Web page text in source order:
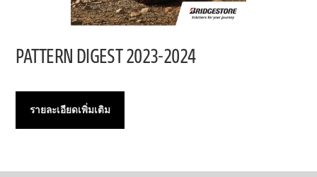
PATTERN DIGEST 2023-2024
รายละเอียดเพิ่มเติม